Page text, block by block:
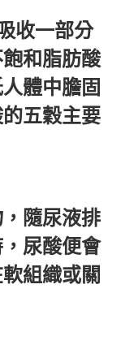
收一部分
和脂肪酸
體中膽固
五穀主要
隨尿液排
尿酸便會
組織或關